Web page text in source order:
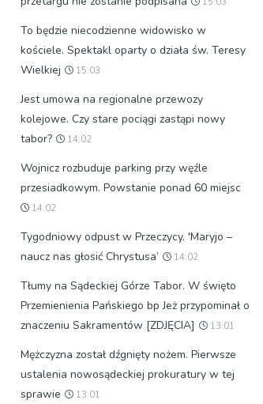
To będzie niecodzienne widowisko w
kościele. Spektakl oparty o działa św. Teresy
Wielkiej
15:03
Jest umowa na regionalne przewozy
kolejowe. Czy stare pociągi zastąpi nowy
tabor?
14:02
Wojnicz rozbuduje parking przy węźle
przesiadkowym. Powstanie ponad 60 miejsc
14:02
Tygodniowy odpust w Przeczycy. 'Maryjo –
naucz nas głosić Chrystusa’
14:02
Tłumy na Sądeckiej Górze Tabor. W święto
Przemienienia Pańskiego bp Jeż przypominał o
znaczeniu Sakramentów [ZDJĘCIA]
13:01
Mężczyzna został dźgnięty nożem. Pierwsze
ustalenia nowosądeckiej prokuratury w tej
sprawie
13:01